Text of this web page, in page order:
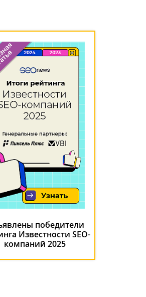
победители
Известности SEO-
компаний 2025